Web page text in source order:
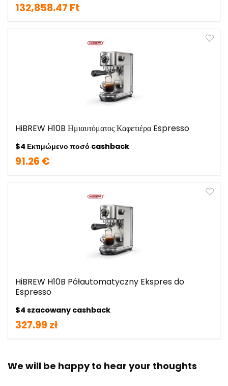
132,858.47 Ft
HiBREW H10B Ημιαυτόματος Καφετιέρα Espresso
$4 Εκτιμώμενο ποσό cashback
91.26 €
HiBREW H10B Półautomatyczny Ekspres do
Espresso
$4 szacowany cashback
327.99 zł
We will be happy to hear your thoughts